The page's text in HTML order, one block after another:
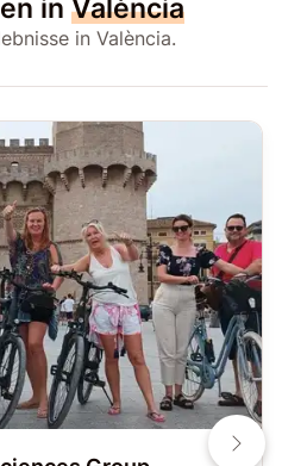
in València
in València.